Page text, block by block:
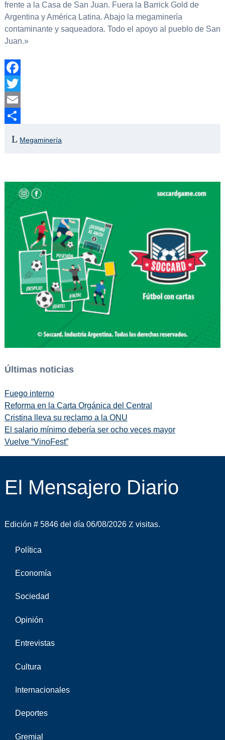
frente a la Casa de San Juan. Fuera la Barrick Gold de
Argentina y América Latina. Abajo la megaminería
contaminante y saqueadora. Todo el apoyo al pueblo de San
Juan.»
Facebook
Twitter
Email
Megaminería
Últimas noticias
Fuego interno
Reforma en la Carta Orgánica del Central
Cristina lleva su reclamo a la ONU
El salario mínimo debería ser ocho veces mayor
Vuelve “VinoFest”
El Mensajero Diario
Edición # 5846 del día 06/08/2026 visitas.
Política
Economía
Sociedad
Opinión
Entrevistas
Cultura
Internacionales
Deportes
Gremial